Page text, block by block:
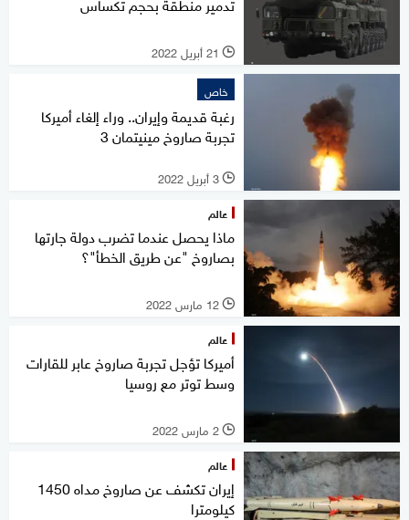
l 21 أبريل 2022
خاص
رغبة قديمة وإيران.. وراء إلغاء أميركا
تجربة صاروخ مينيتمان 3
l 3 أبريل 2022
عالم
ماذا يحصل عندما تضرب دولة جارتها
بصاروخ "عن طريق الخطأ"؟
l 12 مارس 2022
عالم
أميركا تؤجل تجربة صاروخ عابر للقارات
وسط توتر مع روسيا
l 2 مارس 2022
عالم
إيران تكشف عن صاروخ مداه 1450
كيلومترا